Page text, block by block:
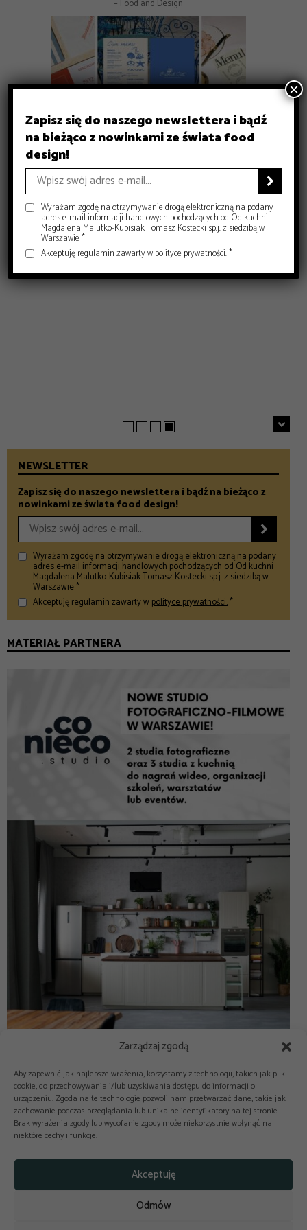
Zarządzaj zgodą
Aby zapewnić jak najlepsze wrażenia, korzystamy z technologii, takich jak pliki
cookie, do przechowywania i/lub uzyskiwania dostępu do informacji o
urządzeniu. Zgoda na te technologie pozwoli nam przetwarzać dane, takie jak
zachowanie podczas przeglądania lub unikalne identyfikatory na tej stronie.
Brak wyrażenia zgody lub wycofanie zgody może niekorzystnie wpłynąć na
niektóre cechy i funkcje.
Akceptuję
Odmów
Gdzie zjeść w Krakowie? 8 miejsc, które warto znać
– Food and Design
GASTRONOMIA
Michelin Guide Polska 2026 – historyczna gala w Krakowie
– Food and Design
Czy sushi przestało być luksusem? Co dziś decyduje o jego
jakości?
– Food and Design
– Food and Design
Jak projektować menu dla restauracji, żeby naprawdę
sprzedawało?
– Food and Design
NEWSLETTER
Zapisz się do naszego newslettera i bądź na bieżąco z
nowinkami ze świata food design!

Wyrażam zgodę na otrzymywanie drogą elektroniczną na podany
adres e-mail informacji handlowych pochodzących od Od kuchni
Magdalena Malutko-Kubisiak Tomasz Kostecki sp.j. z siedzibą w
Warszawie *
Akceptuję regulamin zawarty wpolityce prywatności.*
MATERIAŁ PARTNERA
Copyright © 2025-2026 odkuchni.co
Polityka prywatności
Regulamin
Reklama
Zapisz się do naszego newslettera i bądź
na bieżąco z nowinkami ze świata food
design!

Wyrażam zgodę na otrzymywanie drogą elektroniczną na podany
adres e-mail informacji handlowych pochodzących od Od kuchni
Magdalena Malutko-Kubisiak Tomasz Kostecki sp.j. z siedzibą w
Warszawie *
Akceptuję regulamin zawarty wpolityce prywatności.*
×